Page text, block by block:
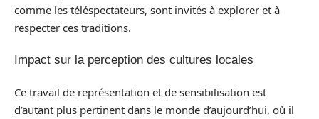
comme les téléspectateurs, sont invités à explorer et à
respecter ces traditions.
Impact sur la perception des cultures locales
Ce travail de représentation et de sensibilisation est
d’autant plus pertinent dans le monde d’aujourd’hui, où il